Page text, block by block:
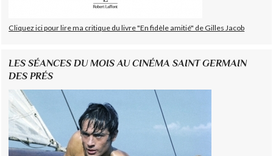
Cliquez ici pour lire ma critique du livre "En fidèle amitié" de Gilles Jacob
LES SÉANCES DU MOIS AU CINÉMA SAINT GERMAIN
DES PRÉS